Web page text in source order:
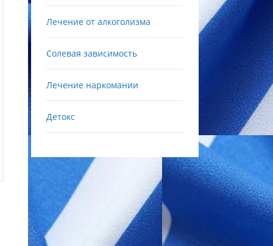
Лечение от алкоголизма
Солевая зависимость
Лечение наркомании
Детокс